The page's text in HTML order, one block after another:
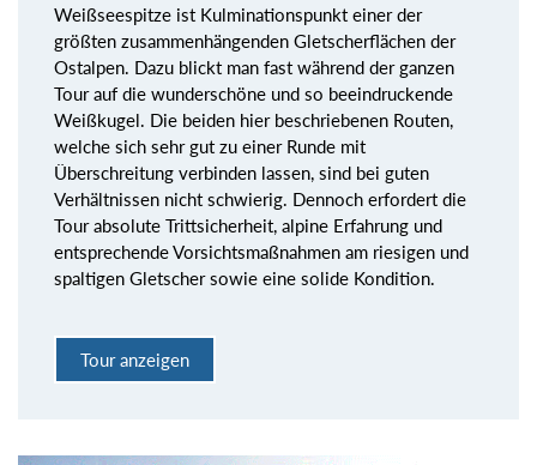
Weißseespitze ist Kulminationspunkt einer der
größten zusammenhängenden Gletscherflächen der
Ostalpen. Dazu blickt man fast während der ganzen
Tour auf die wunderschöne und so beeindruckende
Weißkugel. Die beiden hier beschriebenen Routen,
welche sich sehr gut zu einer Runde mit
Überschreitung verbinden lassen, sind bei guten
Verhältnissen nicht schwierig. Dennoch erfordert die
Tour absolute Trittsicherheit, alpine Erfahrung und
entsprechende Vorsichtsmaßnahmen am riesigen und
spaltigen Gletscher sowie eine solide Kondition.
Tour anzeigen